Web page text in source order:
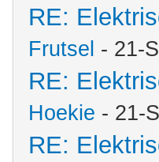
RE:
Frutsel - 21-
RE:
Hoekie - 21-
RE: